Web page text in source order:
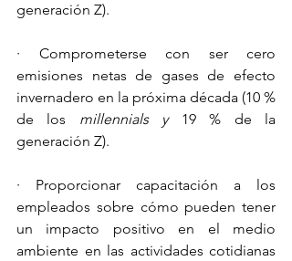
generación Z).
· Comprometerse con ser cero
emisiones netas de gases de efecto
invernadero en la próxima década (10 %
de los millennials y 19 % de la
generación Z).
· Proporcionar capacitación a los
empleados sobre cómo pueden tener
un impacto positivo en el medio
ambiente en las actividades cotidianas